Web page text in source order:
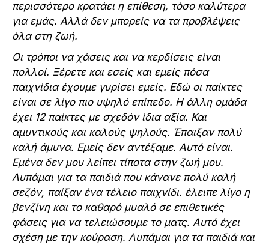
περισσότερο κρατάει η επίθεση, τόσο καλύτερα
για εμάς. Αλλά δεν μπορείς να τα προβλέψεις
όλα στη ζωή.
Οι τρόποι να χάσεις και να κερδίσεις είναι
πολλοί. Ξέρετε και εσείς και εμείς πόσα
παιχνίδια έχουμε γυρίσει εμείς. Εδώ οι παίκτες
είναι σε λίγο πιο υψηλό επίπεδο. Η άλλη ομάδα
έχει 12 παίκτες με σχεδόν ίδια αξία. Και
αμυντικούς και καλούς ψηλούς. Έπαιξαν πολύ
καλή άμυνα. Εμείς δεν αντέξαμε. Αυτό είναι.
Εμένα δεν μου λείπει τίποτα στην ζωή μου.
Λυπάμαι για τα παιδιά που κάνανε πολύ καλή
σεζόν, παίξαν ένα τέλειο παιχνίδι. έλειπε λίγο η
βενζίνη και το καθαρό μυαλό σε επιθετικές
φάσεις για να τελειώσουμε το ματς. Αυτό έχει
σχέση με την κούραση. Λυπάμαι για τα παιδιά και